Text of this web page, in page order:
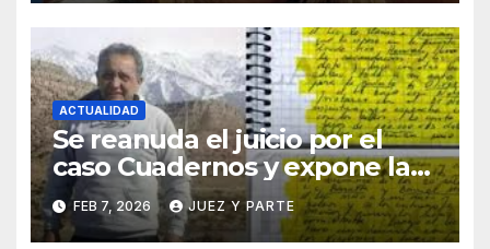
ACTUALIDAD
Se reanuda el juicio por el
caso Cuadernos y expone la
defensa de Cristina Kirchner
FEB 7, 2026 JUEZ Y PARTE